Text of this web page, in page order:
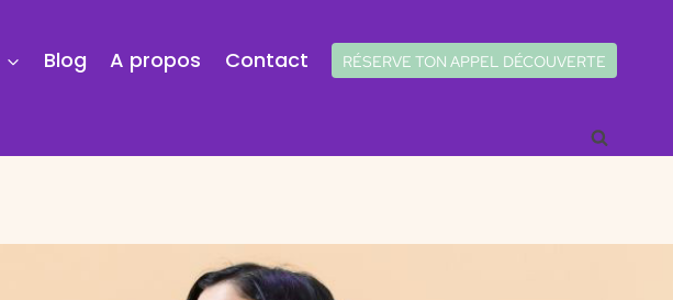
Blog A propos Contact RÉSERVE TON APPEL DÉCOUVERTE